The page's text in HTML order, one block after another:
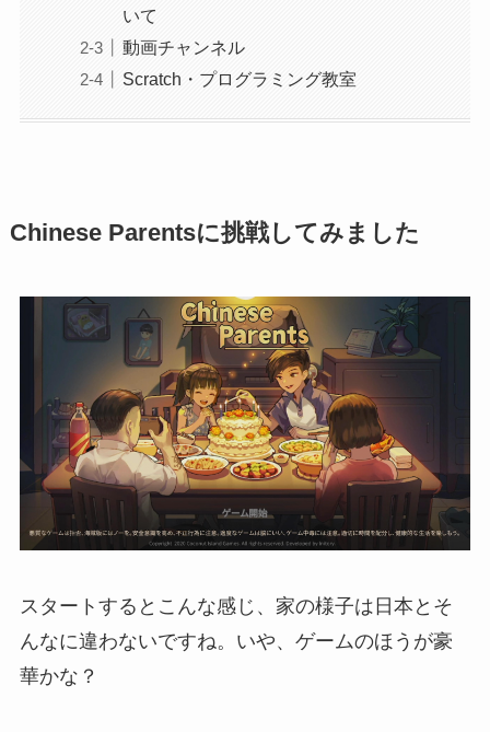
いて
動画チャンネル
Scratch・プログラミング教室
Chinese Parentsに挑戦してみました
スタートするとこんな感じ、家の様子は日本とそ
んなに違わないですね。いや、ゲームのほうが豪
華かな？